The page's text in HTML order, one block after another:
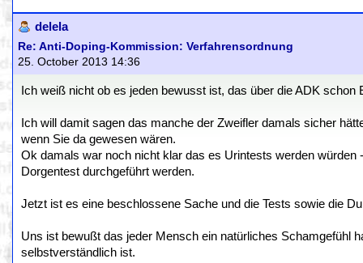
delela
Re: Anti-Doping-Kommission: Verfahrensordnung
25. October 2013 14:36
Ich weiß nicht ob es jeden bewusst ist, das über die ADK
Ich will damit sagen das manche der Zweifler damals sicher
wenn Sie da gewesen wären.
Ok damals war noch nicht klar das es Urintests werden
Dorgentest durchgeführt werden.
Jetzt ist es eine beschlossene Sache und die Tests sowie die
Uns ist bewußt das jeder Mensch ein natürliches Schamgefühl
selbstverständlich ist.